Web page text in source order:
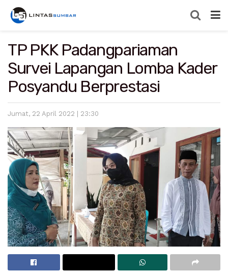
TP PKK Padangpariaman
Survei Lapangan Lomba Kader
Posyandu Berprestasi
Jumat, 22 April 2022 | 23:30